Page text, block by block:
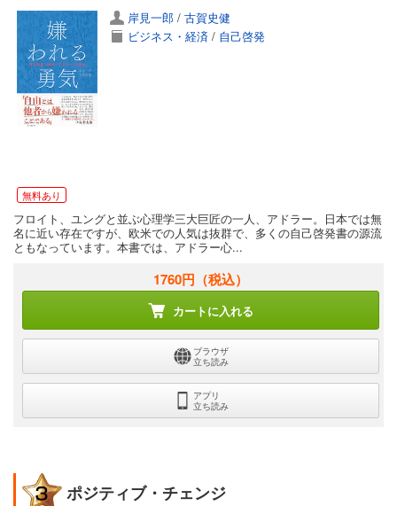
無料あり
岸見一郎 / 古賀史健
ビジネス・経済 / 自己啓発
フロイト、ユングと並ぶ心理学三大巨匠の一人、アドラー。日本では無
名に近い存在ですが、欧米での人気は抜群で、多くの自己啓発書の源流
ともなっています。本書では、アドラー心...
1760円 （税込）
カートに入れる
ブラウザ
立ち読み
アプリ
立ち読み
ポジティブ・チェンジ